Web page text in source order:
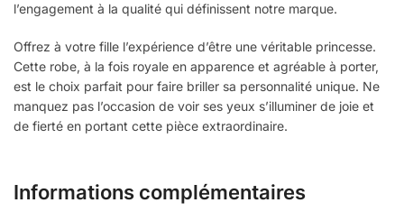
l’engagement à la qualité qui définissent notre marque.
Offrez à votre fille l’expérience d’être une véritable princesse.
Cette robe, à la fois royale en apparence et agréable à porter,
est le choix parfait pour faire briller sa personnalité unique. Ne
manquez pas l’occasion de voir ses yeux s’illuminer de joie et
de fierté en portant cette pièce extraordinaire.
Informations complémentaires